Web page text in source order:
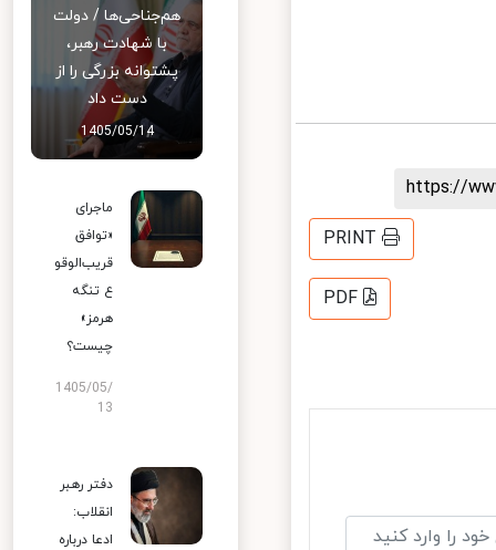
https://
PRINT
PDF
هم‌جناحی‌ها / دولت
با شهادت رهبر،
پشتوانه بزرگی را از
دست داد
1405/05/14
ماجرای
«توافق
قریب‌الوقو
ع تنگه
هرمز»
چیست؟
1405/05/
13
دفتر رهبر
انقلاب:
ادعا درباره